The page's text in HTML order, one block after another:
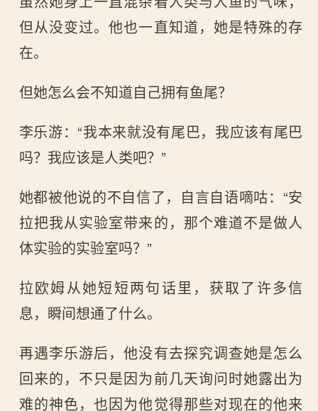
但从没变过。他也一直知道，她是特殊的存
在。
但她怎么会不知道自己拥有鱼尾？
李乐游：“我本来就没有尾巴，我应该有尾巴
吗？我应该是人类吧？”
她都被他说的不自信了，自言自语嘀咕：“安
拉把我从实验室带来的，那个难道不是做人
体实验的实验室吗？”
拉欧姆从她短短两句话里，获取了许多信
息，瞬间想通了什么。
再遇李乐游后，他没有去探究调查她是怎么
回来的，不只是因为前几天询问时她露出为
难的神色，也因为他觉得那些对现在的他来